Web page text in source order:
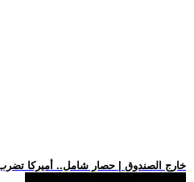
.. خارج الصندوق | حصار شامل.. أميركا